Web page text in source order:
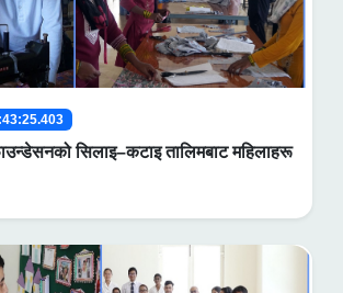
सिलाइ–कटाइ तालिमबाट महिलाहरू